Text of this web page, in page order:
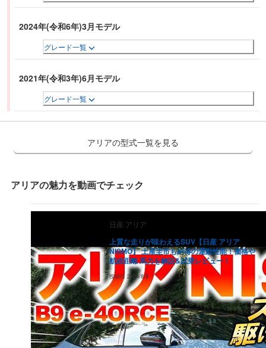
2024年(令和6年)3月モデル
グレード一覧
2021年(令和3年)6月モデル
グレード一覧
アリアの型式一覧を見る
アリアの魅力を動画でチェック
日産 アリア
上質な走りが味わえるSUV【日産 アリア
NISMO】 土屋圭市も納得の運動性能！価格や
航続距離 馬力を解説&試乗レビュー！
投稿日 2024/8/8